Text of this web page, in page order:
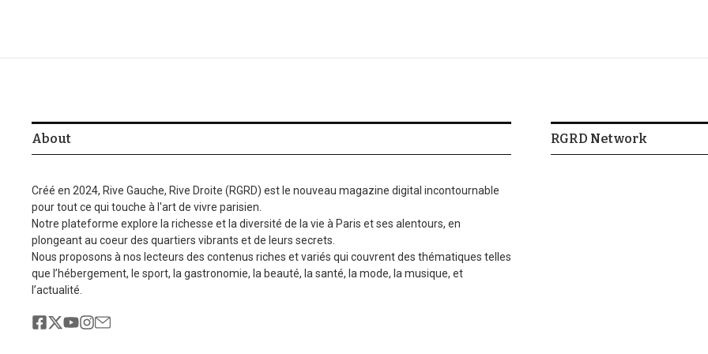
About
Créé en 2024, Rive Gauche, Rive Droite (RGRD) est le nouveau magazine digital incontournable
pour tout ce qui touche à l'art de vivre parisien.
Notre plateforme explore la richesse et la diversité de la vie à Paris et ses alentours, en
plongeant au coeur des quartiers vibrants et de leurs secrets.
Nous proposons à nos lecteurs des contenus riches et variés qui couvrent des thématiques telles
que l’hébergement, le sport, la gastronomie, la beauté, la santé, la mode, la musique, et
l’actualité.
RGRD Network